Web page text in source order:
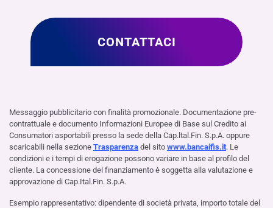
CONTATTACI
Messaggio pubblicitario con finalità promozionale. Documentazione pre-
contrattuale e documento Informazioni Europee di Base sul Credito ai
Consumatori asportabili presso la sede della Cap.ltal.Fin. S.p.A. oppure
scaricabili nella sezione Trasparenza del sito www.bancaifis.it. Le
condizioni e i tempi di erogazione possono variare in base al profilo del
cliente. La concessione del finanziamento è soggetta alla valutazione e
approvazione di Cap.Ital.Fin. S.p.A.
Esempio rappresentativo: dipendente di società privata, importo totale del